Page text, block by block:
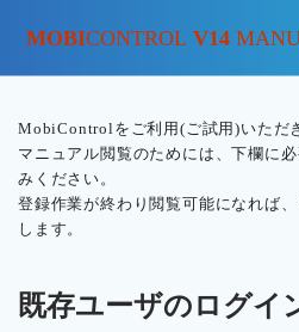
MOBICONTROL V14
MobiControlをご利用(ご試用)いただ
マニュアル閲覧のためには、下欄に
みください。
登録作業が終わり閲覧可能になれば
します。
既存ユーザのログイ